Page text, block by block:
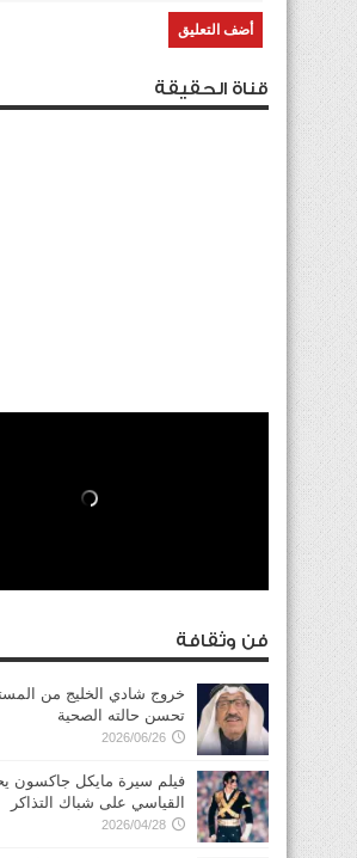
قناة الحقيقة
فن وثقافة
خروج شادي الخليج من
تحسن حالته الصحية
2026/06/26
فيلم سيرة مايكل جاكسون
القياسي على شباك التذاكر
2026/04/28